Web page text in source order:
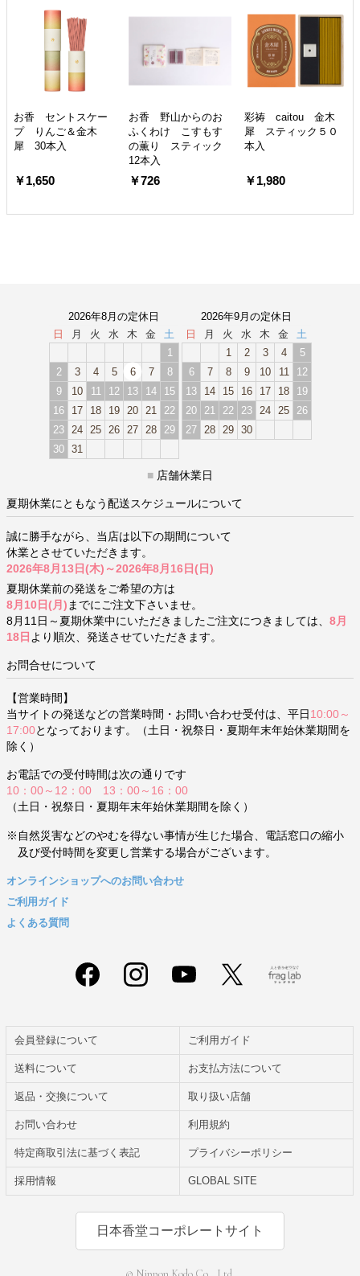
お香 セントスケー
プ りんご＆金木
犀 30本入
￥1,650
お香 野山からのお
ふくわけ こすもす
の薫り スティック
12本入
￥726
彩祷 caitou 金木
犀 スティック５０
本入
￥1,980
2026年8月の定休日
日
月 火 水 木 金
土
1
2
3 4 5 6 7
8
9
10 11 12 13 14
15
16
17 18 19 20 21
22
23
24 25 26 27 28
29
30 31
2026年9月の定休日
日
月 火 水 木 金
土
1
2 3 4
5
6
7 8 9 10 11
12
13
14 15 16 17 18
19
20
21 22 23 24 25
26
27
28 29 30
■ 店舗休業日
夏期休業にともなう配送スケジュールについて
誠に勝手ながら、当店は以下の期間について
休業とさせていただきます。
2026年8月13日(木)～2026年8月16日(日)
夏期休業前の発送をご希望の方は
8月10日(月) までにご注文下さいませ。
8月11日～夏期休業中にいただきましたご注文につきましては、 8月
18日 より順次、発送させていただきます。
お問合せについて
【営業時間】
当サイトの発送などの営業時間・お問い合わせ受付は、平日 10:00～
17:00となっております。（土日・祝祭日・夏期年末年始休業期間を
除く）
お電話での受付時間は次の通りです
10：00～12：00 13：00～16：00
（土日・祝祭日・夏期年末年始休業期間を除く）
※自然災害などのやむを得ない事情が生じた場合、電話窓口の縮小
及び受付時間を変更し営業する場合がございます。
オンラインショップへのお問い合わせ
ご利用ガイド
よくある質問
会員登録について ご利用ガイド
送料について お支払方法について
返品・交換について 取り扱い店舗
お問い合わせ 利用規約
特定商取引法に基づく表記 プライバシーポリシー
採用情報 GLOBAL SITE
日本香堂コーポレートサイト